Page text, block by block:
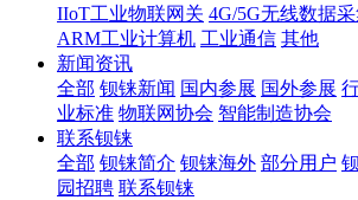
IIoT工业物联网关 4G/5G无线数据
ARM工业计算机 工业通信 其他
新闻资讯
全部 钡铼新闻 国内参展 国外参展
业标准 物联网协会 智能制造协会
联系钡铼
全部 钡铼简介 钡铼海外 部分用户
园招聘 联系钡铼